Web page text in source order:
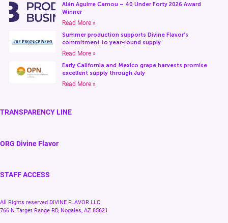
Alán Aguirre Camou – 40 Under Forty 2026 Award
Winner
Read More »
Summer production supports Divine Flavor’s
commitment to year-round supply
Read More »
Early California and Mexico grape harvests promise
excellent supply through July
Read More »
TRANSPARENCY LINE
ORG Divine Flavor
STAFF ACCESS
All Rights reserved DIVINE FLAVOR LLC.
766 N Target Range RD, Nogales, AZ 85621